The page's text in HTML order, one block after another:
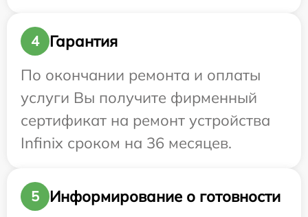
4
Гарантия
По окончании ремонта и оплаты
услуги Вы получите фирменный
сертификат на ремонт устройства
Infinix сроком на 36 месяцев.
5 Информирование о готовности